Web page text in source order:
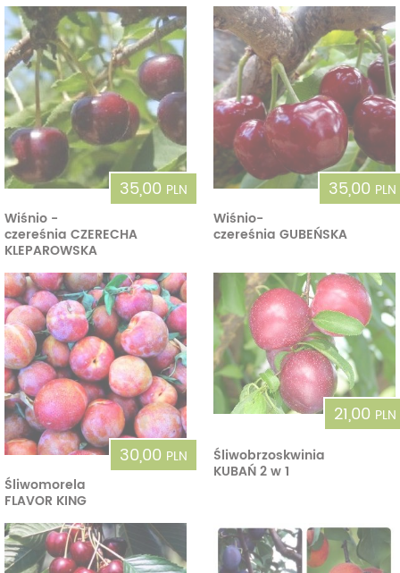
35,00 PLN
Wiśnio -
czereśnia CZERECHA
KLEPAROWSKA
35,00 PLN
Wiśnio-
czereśnia GUBEŃSKA
30,00 PLN
Śliwomorela
FLAVOR KING
21,00 PLN
Śliwobrzoskwinia
KUBAŃ 2 w 1